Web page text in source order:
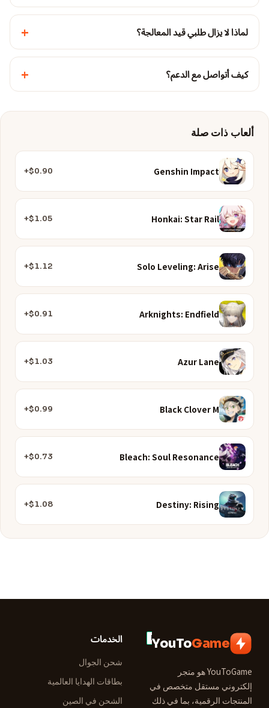
لماذا لا يزال طلبي قيد المعالجة؟ +
كيف أتواصل مع الدعم؟ +
ألعاب ذات صلة
Genshin Impact
$0.90+
Honkai: Star Rail
$1.05+
Solo Leveling: Arise
$1.12+
Arknights: Endfield
$0.91+
Azur Lane
$1.03+
Black Clover M
$0.99+
Bleach: Soul Resonance
$0.73+
Destiny: Rising
$1.08+
YouToGame
YouToGame هو متجر
إلكتروني مستقل متخصص في
المنتجات الرقمية، بما في ذلك
الخدمات
شحن الجوال
بطاقات الهدايا العالمية
الشحن في الصين